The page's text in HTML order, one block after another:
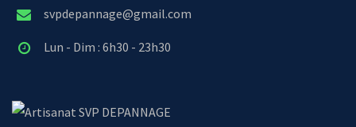
svpdepannage@gmail.com
Lun - Dim : 6h30 - 23h30
SVP DEPANNAGE